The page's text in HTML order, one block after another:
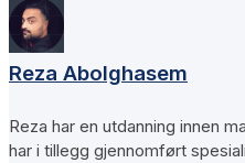
Reza Abolghasem
Reza har en utdanning innen
har i tillegg gjennomført